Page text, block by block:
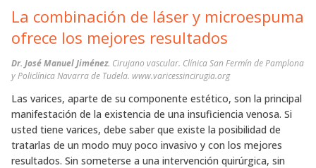
La combinación de láser y microespuma
ofrece los mejores resultados
Dr. José Manuel Jiménez. Cirujano vascular. Clínica San Fermín de Pamplona
y Policlínica Navarra de Tudela. www.varicessincirugia.org
Las varices, aparte de su componente estético, son la principal
manifestación de la existencia de una insuficiencia venosa. Si
usted tiene varices, debe saber que existe la posibilidad de
tratarlas de un modo muy poco invasivo y con los mejores
resultados. Sin someterse a una intervención quirúrgica, sin